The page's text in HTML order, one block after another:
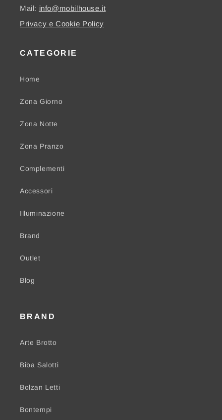
Mail: info@mobilhouse.it
Privacy e Cookie Policy
CATEGORIE
Home
Zona Giorno
Zona Notte
Zona Pranzo
Complementi
Accessori
Illuminazione
Brand
Outlet
Blog
BRAND
Arte Brotto
Biba Salotti
Bolzan Letti
Bontempi